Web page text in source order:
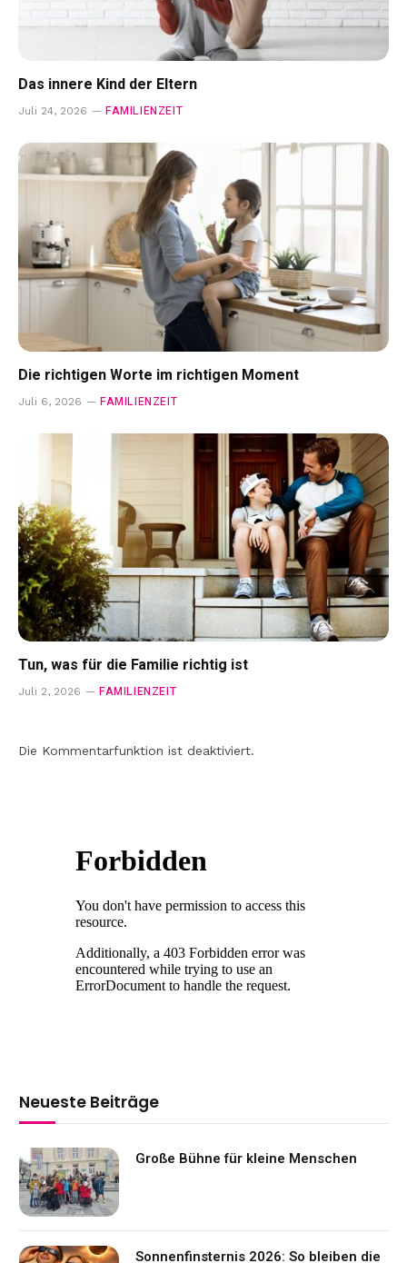
Das innere Kind der Eltern
Juli 24, 2026 FAMILIENZEIT
Die richtigen Worte im richtigen Moment
Juli 6, 2026 FAMILIENZEIT
Tun, was für die Familie richtig ist
Juli 2, 2026 FAMILIENZEIT
Die Kommentarfunktion ist deaktiviert.
Neueste Beiträge
Große Bühne für kleine Menschen
Sonnenfinsternis 2026: So bleiben die